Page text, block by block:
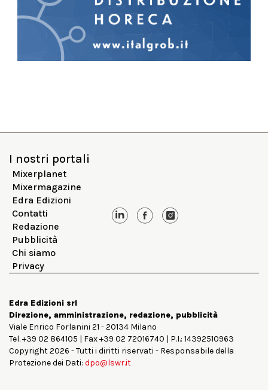
I nostri portali
Mixerplanet
Mixermagazine
Edra Edizioni
Contatti
Redazione
Pubblicità
Chi siamo
Privacy
Edra Edizioni srl
Direzione, amministrazione, redazione, pubblicità
Viale Enrico Forlanini 21 - 20134 Milano
Tel. +39 02 864105 | Fax +39 02 72016740 | P.I.: 14392510963
Copyright 2026 - Tutti i diritti riservati - Responsabile della
Protezione dei Dati: dpo@lswr.it